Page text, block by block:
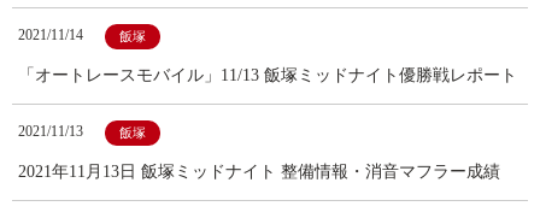
2021/11/14 飯塚
「オートレースモバイル」11/13 飯塚ミッドナイト優勝戦レポート
2021/11/13 飯塚
2021年11月13日 飯塚ミッドナイト 整備情報・消音マフラー成績